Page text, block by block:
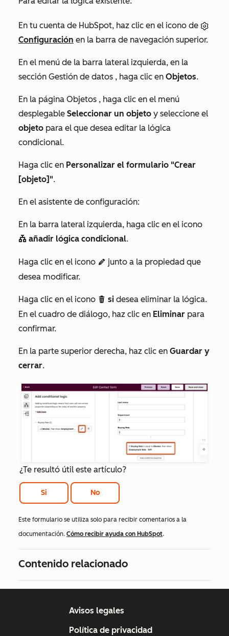
En tu cuenta de HubSpot, haz clic en el icono de
Configuración en la barra de navegación superior.
En el menú de la barra lateral izquierda, en la
sección Gestión de datos , haga clic en Objetos.
En la página Objetos , haga clic en el menú
desplegable Seleccionar un objeto y seleccione el
objeto para el que desea editar la lógica
condicional.
Haga clic en Personalizar el formulario "Crear
[objeto]".
En el asistente de configuración:
En la barra lateral izquierda, haga clic en el icono
conditional añadir lógica condicional.
Haga clic en el icono edit junto a la propiedad que
desea modificar.
Haga clic en el icono delete si desea eliminar la lógica.
En el cuadro de diálogo, haz clic en Eliminar para
confirmar.
En la parte superior derecha, haz clic en Guardar y
cerrar.
¿Te resultó útil este artículo?
Si No
Este formulario se utiliza solo para recibir comentarios a la
documentación. Cómo recibir ayuda con HubSpot.
Contenido relacionado
Avisos legales
Política de privacidad